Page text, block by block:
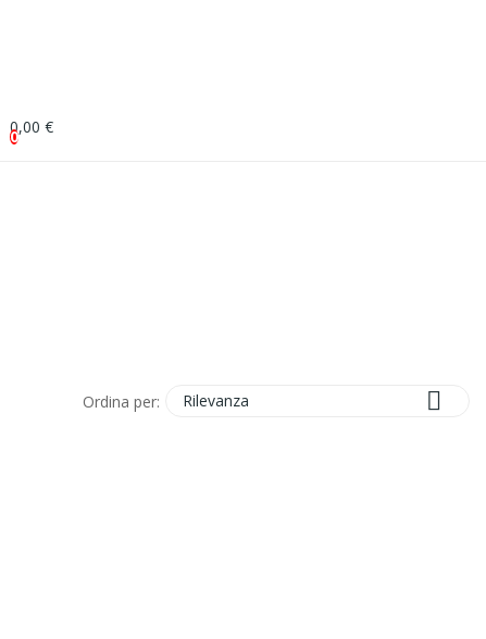
0,00 €
0
Ordina per: Rilevanza 